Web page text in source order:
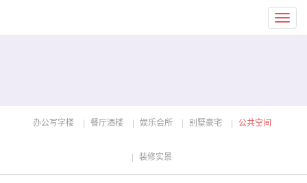
办公写字楼 餐厅酒楼 娱乐会所 别墅豪宅 公共空间
装修实景